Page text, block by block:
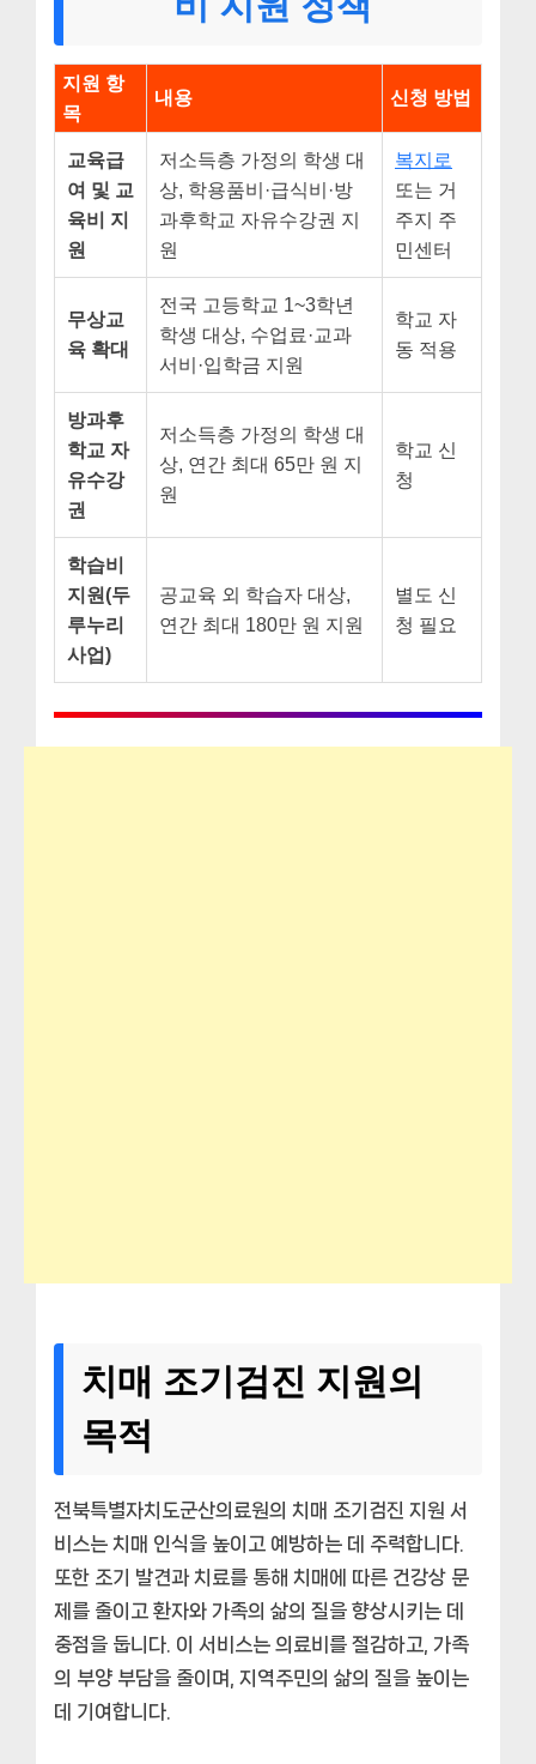
지원 항
목
내용 신청 방법
교육급
여 및 교
육비 지
원
저소득층 가정의 학생 대
상, 학용품비·급식비·방
과후학교 자유수강권 지
원
복지로
또는 거
주지 주
민센터
무상교
육 확대
전국 고등학교 1~3학년
학생 대상, 수업료·교과
서비·입학금 지원
학교 자
동 적용
방과후
학교 자
유수강
권
저소득층 가정의 학생 대
상, 연간 최대 65만 원 지
원
학교 신
청
학습비
지원(두
루누리
사업)
공교육 외 학습자 대상,
연간 최대 180만 원 지원
별도 신
청 필요
치매 조기검진 지원의
목적
전북특별자치도군산의료원의 치매 조기검진 지원 서
비스는 치매 인식을 높이고 예방하는 데 주력합니다.
또한 조기 발견과 치료를 통해 치매에 따른 건강상 문
제를 줄이고 환자와 가족의 삶의 질을 향상시키는 데
중점을 둡니다. 이 서비스는 의료비를 절감하고, 가족
의 부양 부담을 줄이며, 지역주민의 삶의 질을 높이는
데 기여합니다.